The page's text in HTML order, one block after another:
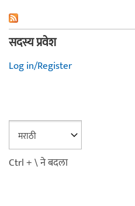
सदस्य प्रवेश
Log in/Register
Ctrl + \ ने बदला